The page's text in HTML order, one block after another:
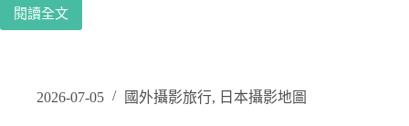
閱讀全文
京
景
2026-07-05 國外攝影旅行, 日本攝影地圖